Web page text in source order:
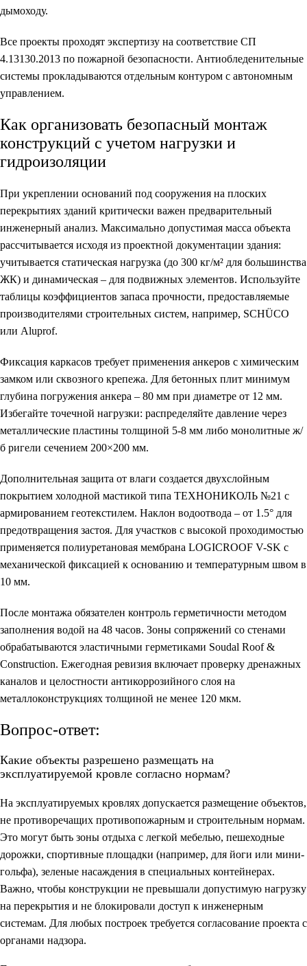
дымоходу.
Все проекты проходят экспертизу на соответствие СП
4.13130.2013 по пожарной безопасности. Антиобледенительные
системы прокладываются отдельным контуром с автономным
управлением.
Как организовать безопасный монтаж
конструкций с учетом нагрузки и
гидроизоляции
При укреплении оснований под сооружения на плоских
перекрытиях зданий критически важен предварительный
инженерный анализ. Максимально допустимая масса объекта
рассчитывается исходя из проектной документации здания:
учитывается статическая нагрузка (до 300 кг/м² для большинства
ЖК) и динамическая – для подвижных элементов. Используйте
таблицы коэффициентов запаса прочности, предоставляемые
производителями строительных систем, например, SCHÜCO
или Aluprof.
Фиксация каркасов требует применения анкеров с химическим
замком или сквозного крепежа. Для бетонных плит минимум
глубина погружения анкера – 80 мм при диаметре от 12 мм.
Избегайте точечной нагрузки: распределяйте давление через
металлические пластины толщиной 5-8 мм либо монолитные ж/
б ригели сечением 200×200 мм.
Дополнительная защита от влаги создается двухслойным
покрытием холодной мастикой типа ТЕХНОНИКОЛЬ №21 с
армированием геотекстилем. Наклон водоотвода – от 1.5° для
предотвращения застоя. Для участков с высокой проходимостью
применяется полиуретановая мембрана LOGICROOF V-SK с
механической фиксацией к основанию и температурным швом в
10 мм.
После монтажа обязателен контроль герметичности методом
заполнения водой на 48 часов. Зоны сопряжений со стенами
обрабатываются эластичными герметиками Soudal Roof &
Construction. Ежегодная ревизия включает проверку дренажных
каналов и целостности антикоррозийного слоя на
металлоконструкциях толщиной не менее 120 мкм.
Вопрос-ответ:
Какие объекты разрешено размещать на
эксплуатируемой кровле согласно нормам?
На эксплуатируемых кровлях допускается размещение объектов,
не противоречащих противопожарным и строительным нормам.
Это могут быть зоны отдыха с легкой мебелью, пешеходные
дорожки, спортивные площадки (например, для йоги или мини-
гольфа), зеленые насаждения в специальных контейнерах.
Важно, чтобы конструкции не превышали допустимую нагрузку
на перекрытия и не блокировали доступ к инженерным
системам. Для любых построек требуется согласование проекта с
органами надзора.